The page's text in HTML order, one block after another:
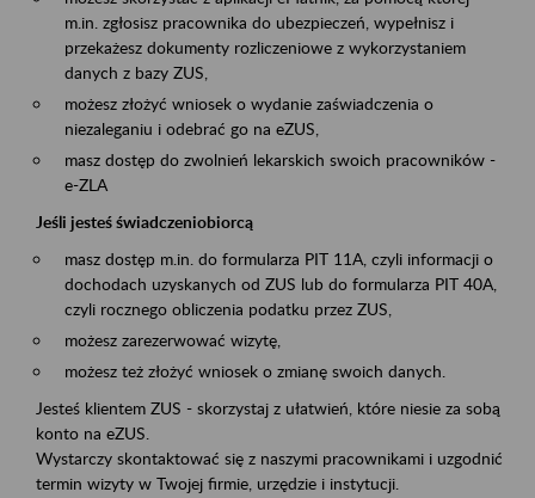
m.in. zgłosisz pracownika do ubezpieczeń, wypełnisz i
przekażesz dokumenty rozliczeniowe z wykorzystaniem
danych z bazy ZUS,
możesz złożyć wniosek o wydanie zaświadczenia o
niezaleganiu i odebrać go na eZUS,
masz dostęp do zwolnień lekarskich swoich pracowników -
e-ZLA
Jeśli jesteś świadczeniobiorcą
masz dostęp m.in. do formularza PIT 11A, czyli informacji o
dochodach uzyskanych od ZUS lub do formularza PIT 40A,
czyli rocznego obliczenia podatku przez ZUS,
możesz zarezerwować wizytę,
możesz też złożyć wniosek o zmianę swoich danych.
Jesteś klientem ZUS - skorzystaj z ułatwień, które niesie za sobą
konto na eZUS.
Wystarczy skontaktować się z naszymi pracownikami i uzgodnić
termin wizyty w Twojej firmie, urzędzie i instytucji.